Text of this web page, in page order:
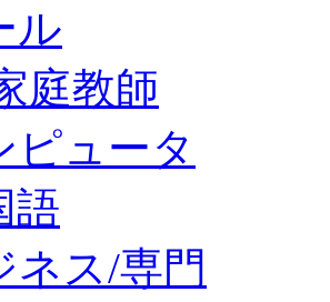
ル
庭教師
ピュータ
語
ネス/専門